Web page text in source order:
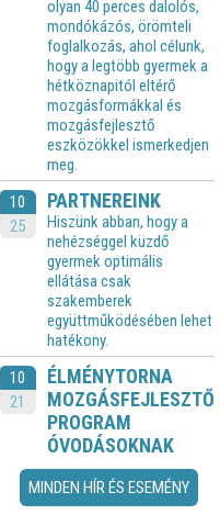
olyan 40 perces dalolós,
mondókázós, örömteli
foglalkozás, ahol célunk,
hogy a legtöbb gyermek a
hétköznapitól eltérő
mozgásformákkal és
mozgásfejlesztő
eszközökkel ismerkedjen
meg.
10
25
PARTNEREINK
Hiszünk abban, hogy a
nehézséggel küzdő
gyermek optimális
ellátása csak
szakemberek
együttműködésében lehet
hatékony.
10
21
ÉLMÉNYTORNA
MOZGÁSFEJLESZTŐ
PROGRAM
ÓVODÁSOKNAK
MINDEN HÍR ÉS ESEMÉNY